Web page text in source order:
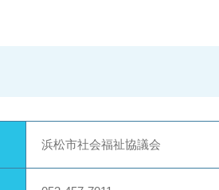
浜松市社会福祉協議会